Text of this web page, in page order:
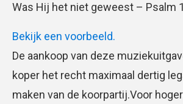
Was Hij het niet geweest – Psalm
Bekijk een voorbeeld.
De aankoop van deze
koper het recht maximaal dertig
maken van de koorpartij.Voor